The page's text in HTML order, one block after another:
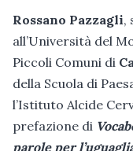
Rossano Pazzagli,
all’Università del
Piccoli Comuni di
della Scuola di
l’Istituto Alcide
prefazione di
parole per